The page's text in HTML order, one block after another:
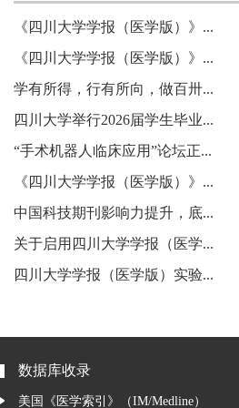
《四川大学学报（医学版）》印刷服务采购项目比选公示
《四川大学学报（医学版）》编辑部紧急声明
学有所得，行有所向，做百卅川大的薪火赓续者 ——校长汪劲松在四川大学2026届学生毕业典礼上的讲话
四川大学举行2026届学生毕业典礼暨学位授予仪式
“手术机器人临床应用”论坛正式发布
《四川大学学报（医学版）》2026年编委会会议举行
中国科技期刊影响力提升，底气何来？（创新谈）
关于启用四川大学学报（医学版）新投审稿系统的通知
四川大学学报（医学版）实验医学前沿技术专题发布会暨重点专题及指南共识组稿会举行
数据库收录
美国《医学索引》（IM/Medline）